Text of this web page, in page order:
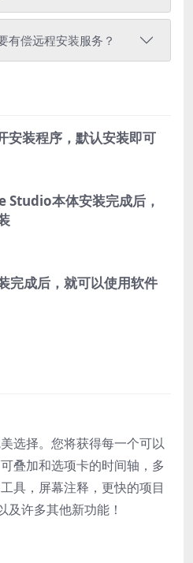
有偿远程安装服务？
安装程序，默认安装即可
本体安装完成后，
完成后，就可以使用软件
选择。您将获得每一个可以
叠加和选项卡的时间轴，多
具，屏幕注释，更快的项目
及许多其他新功能！